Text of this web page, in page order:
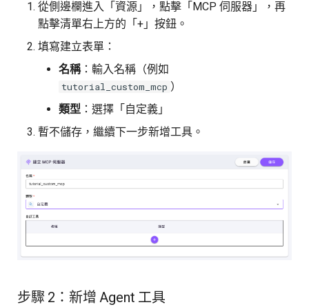
傳遞資料
執行同步工作流程
步驟 10：查看回答
總結
從側邊欄進入「資源」，點擊「MCP 伺服器」，再
點擊清單右上方的「+」按鈕。
填寫建立表單：
名稱：輸入名稱（例如
tutorial_custom_mcp ）
類型 ：選擇「自定義」
暫不儲存，繼續下一步新增工具。
步驟 2：新增 Agent 工具